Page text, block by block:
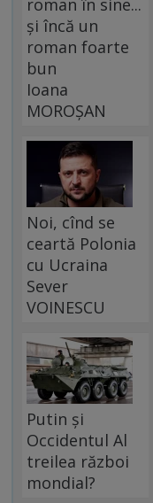
roman în sine...
și încă un
roman foarte
bun
Ioana
MOROȘAN
Noi, cînd se
ceartă Polonia
cu Ucraina
Sever
VOINESCU
Putin și
Occidentul Al
treilea război
mondial?